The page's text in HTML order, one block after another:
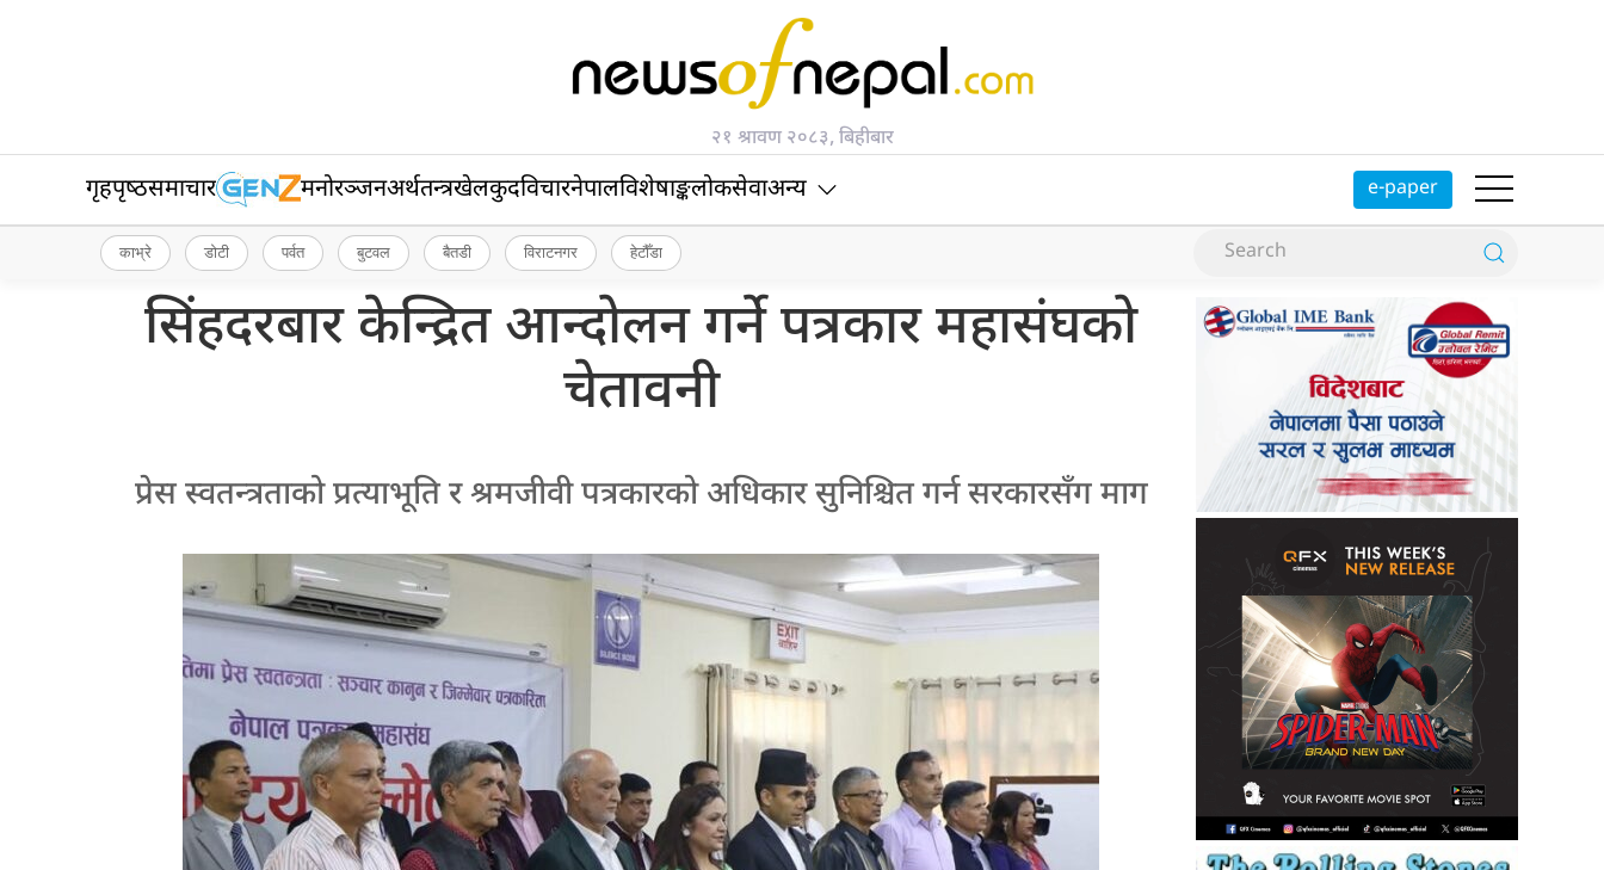
२१ श्रावण २०८३, बिहीबार
गृहपृष्‍ठसमाचार मनोरञ्जनअर्थतन्त्रखेलकुदविचारनेपालविशेषाङ्कलोकसेवाअन्य e-paper
काभ्रे डोटी पर्वत बुटवल बैतडी विराटनगर हेटौँडा
सिंहदरबार केन्द्रित आन्दोलन गर्ने पत्रकार महासंघको
चेतावनी
प्रेस स्वतन्त्रताको प्रत्याभूति र श्रमजीवी पत्रकारको अधिकार सुनिश्चित गर्न सरकारसँग माग